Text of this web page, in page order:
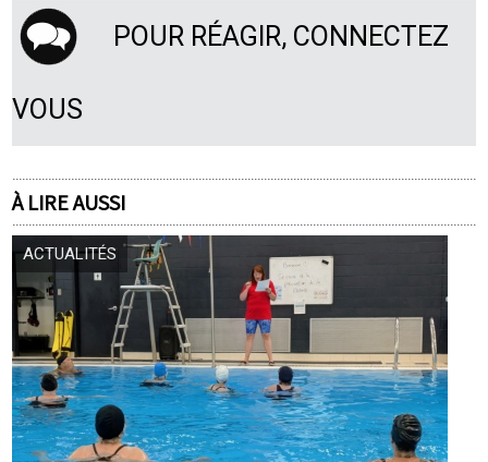
POUR RÉAGIR, CONNECTEZ
VOUS
À LIRE AUSSI
ACTUALITÉS